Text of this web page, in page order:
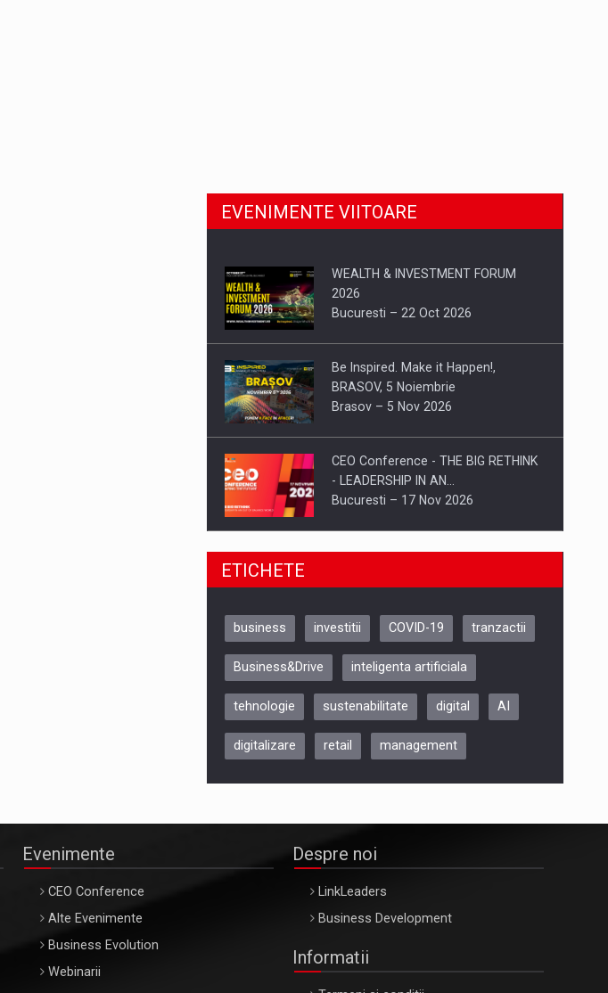
EVENIMENTE VIITOARE
WEALTH & INVESTMENT FORUM
2026
Bucuresti – 22 Oct 2026
Be Inspired. Make it Happen!,
BRASOV, 5 Noiembrie
Brasov – 5 Nov 2026
CEO Conference - THE BIG RETHINK
- LEADERSHIP IN AN…
Bucuresti – 17 Nov 2026
Be Inspired. Make it Happen!, CLUJ, 9
ARTEMIS LETO, ORADEA, 8
Oradea – 8 Oct 2026
ETICHETE
business investitii COVID-19 tranzactii
Business&Drive inteligenta artificiala
tehnologie sustenabilitate digital AI
digitalizare retail management
Evenimente
CEO Conference
Alte Evenimente
Business Evolution
Webinarii
Despre noi
LinkLeaders
Business Development
Informatii